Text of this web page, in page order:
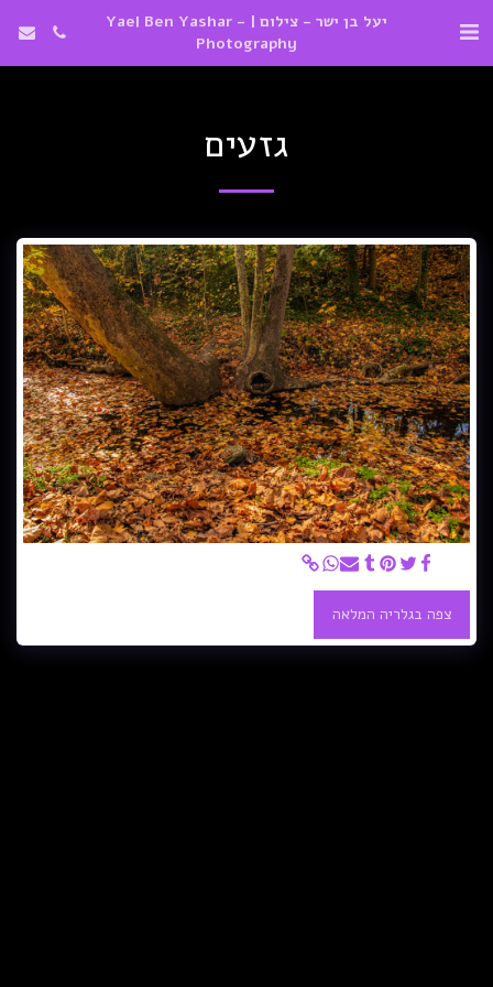
יעל בן ישר - צילום | Yael Ben Yashar -
Photography
גזעים
צפה בגלריה המלאה